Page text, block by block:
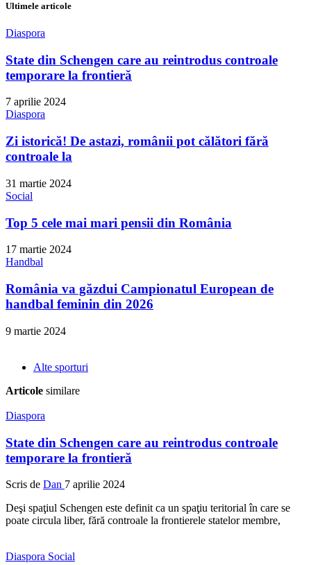
Ultimele articole
Diaspora
State din Schengen care au reintrodus controale
temporare la frontieră
7 aprilie 2024
Diaspora
Zi istorică! De astazi, românii pot călători fără
controale la
31 martie 2024
Social
Top 5 cele mai mari pensii din România
17 martie 2024
Handbal
România va găzdui Campionatul European de
handbal feminin din 2026
9 martie 2024
Alte sporturi
Articole similare
Diaspora
State din Schengen care au reintrodus controale
temporare la frontieră
Scris de Dan 7 aprilie 2024
Deşi spaţiul Schengen este definit ca un spaţiu teritorial în care se
poate circula liber, fără controale la frontierele statelor membre,
Diaspora Social